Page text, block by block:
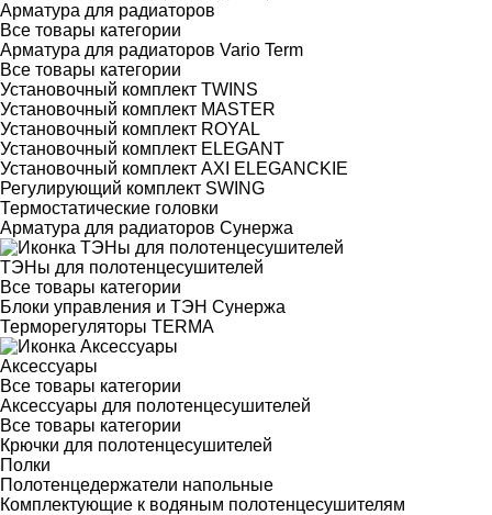
Арматура для радиаторов
Все товары категории
Арматура для радиаторов Vario Term
Все товары категории
Установочный комплект TWINS
Установочный комплект MASTER
Установочный комплект ROYAL
Установочный комплект ELEGANT
Установочный комплект AXI ELEGANCKIE
Регулирующий комплект SWING
Термостатические головки
Арматура для радиаторов Сунержа
ТЭНы для полотенцесушителей
Все товары категории
Блоки управления и ТЭН Сунержа
Терморегуляторы TERMA
Аксессуары
Все товары категории
Аксессуары для полотенцесушителей
Все товары категории
Крючки для полотенцесушителей
Полки
Полотенцедержатели напольные
Комплектующие к водяным полотенцесушителям